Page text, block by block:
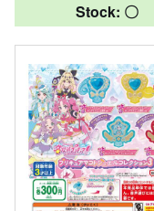
Stock: 〇